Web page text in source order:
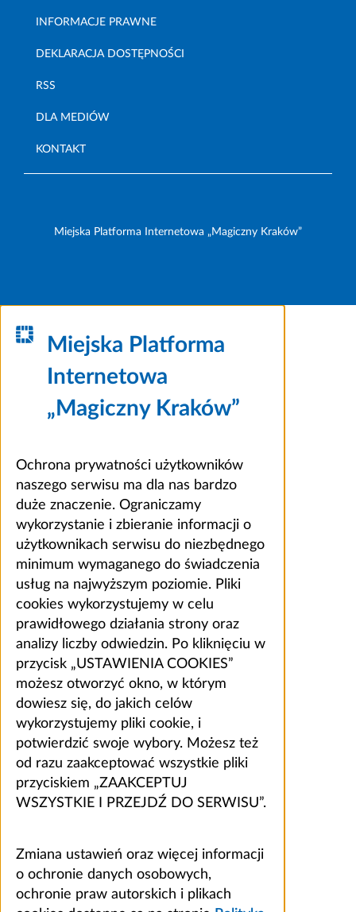
INFORMACJE PRAWNE
DEKLARACJA DOSTĘPNOŚCI
RSS
DLA MEDIÓW
KONTAKT
Miejska Platforma Internetowa „Magiczny Kraków”
Miejska Platforma
Internetowa
„Magiczny Kraków”
Ochrona prywatności użytkowników
naszego serwisu ma dla nas bardzo
duże znaczenie. Ograniczamy
wykorzystanie i zbieranie informacji o
użytkownikach serwisu do niezbędnego
minimum wymaganego do świadczenia
usług na najwyższym poziomie. Pliki
cookies wykorzystujemy w celu
prawidłowego działania strony oraz
analizy liczby odwiedzin. Po kliknięciu w
przycisk „USTAWIENIA COOKIES”
możesz otworzyć okno, w którym
dowiesz się, do jakich celów
wykorzystujemy pliki cookie, i
potwierdzić swoje wybory. Możesz też
od razu zaakceptować wszystkie pliki
przyciskiem „ZAAKCEPTUJ
WSZYSTKIE I PRZEJDŹ DO SERWISU”.
Zmiana ustawień oraz więcej informacji
o ochronie danych osobowych,
ochronie praw autorskich i plikach